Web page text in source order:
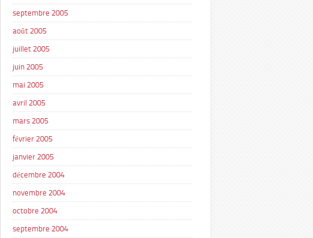
septembre 2005
août 2005
juillet 2005
juin 2005
mai 2005
avril 2005
mars 2005
février 2005
janvier 2005
décembre 2004
novembre 2004
octobre 2004
septembre 2004